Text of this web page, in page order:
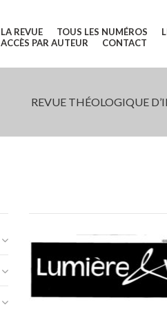
LA REVUE TOUS LES NUMÉROS
ACCÈS PAR AUTEUR
CONTACT
REVUE THÉOLOGIQUE